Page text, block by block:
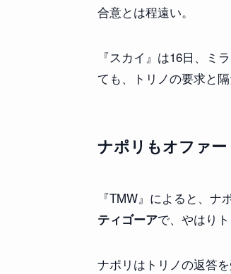
合意とは程遠い。
『スカイ』は16日、ミ
ても、トリノの要求と
ナポリもオファー
『TMW』によると、
ティゴーアで、やはり
ナポリはトリノの返答